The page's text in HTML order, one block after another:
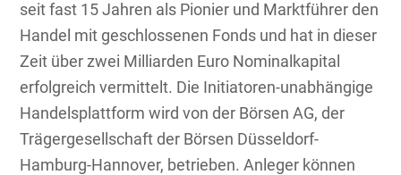
seit fast 15 Jahren als Pionier und Marktführer den
Handel mit geschlossenen Fonds und hat in dieser
Zeit über zwei Milliarden Euro Nominalkapital
erfolgreich vermittelt. Die Initiatoren-unabhängige
Handelsplattform wird von der Börsen AG, der
Trägergesellschaft der Börsen Düsseldorf-
Hamburg-Hannover, betrieben. Anleger können